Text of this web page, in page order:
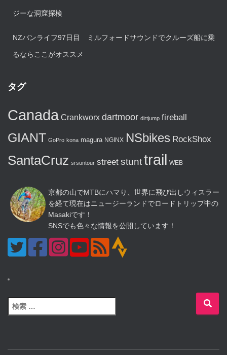
ジーな洞窟探検
NZバンライフ97日目 ミルフォードサウンドでクルーズ船に乗
るならここがオススメ
タグ
Canada Crankworx dartmoor dirtjump fireball
GIANT GoPro kona magura NGINX NSbikes RockShox
SantaCruz srsuntour street stunttrail WEB
京都の山でMTBにハマり、世界に飛び出しウィスラー
を経て現在はニュージーランドでロードトリップ中の
Masakiです！
SNSでも色々な情報を公開しています！
検
索